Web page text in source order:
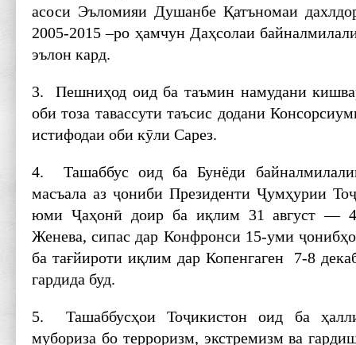
асоси Эъломияи Душанбе Қатъномаи
2005-2015 –ро ҳамчун Даҳсолаи
эълон кард.
3. Пешниҳод оид ба таъмин намудани
оби тоза тавассути таъсис додани
истифодаи оби кӯли Сарез.
4. Ташаббус оид ба Бунёди
масъала аз ҷониби Президенти Ҷумҳурии
юми Ҷаҳонӣ доир ба иқлим 31 август —
Женева, сипас дар Конфронси 15-уми
ба тағйироти иқлим дар Копенгаген 7-8
гардида буд.
5. Ташаббусҳои Тоҷикистон оид ба
мубориза бо терроризм, экстремизм ва